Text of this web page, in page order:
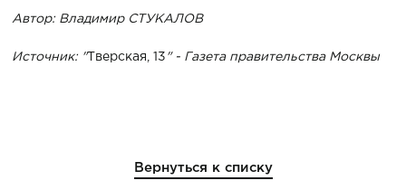
Автор: Владимир СТУКАЛОВ
Источник: "Тверская, 13 " - Газета правительства Москвы
Вернуться к списку